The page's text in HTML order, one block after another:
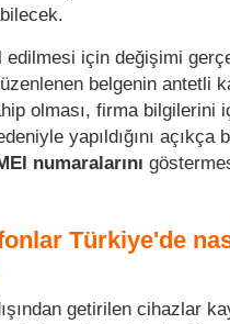
edilmesi için değişimi
belgenin antetli
olması, firma bilgilerini
yapıldığını açıkça
numaralarını
Türkiye'de
getirilen cihazlar